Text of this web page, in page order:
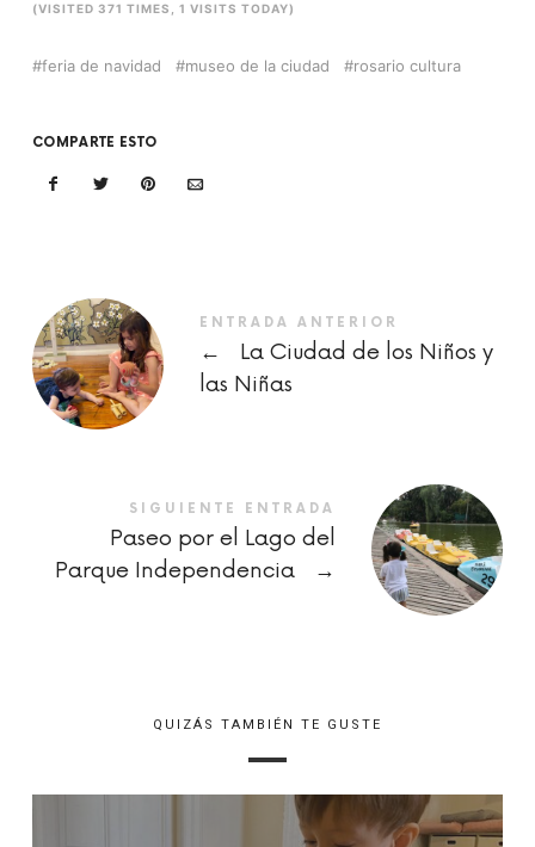
(VISITED 371 TIMES, 1 VISITS TODAY)
feria de navidad museo de la ciudad rosario cultura
COMPARTE ESTO
ENTRADA ANTERIOR
←
La Ciudad de los Niños y
las Niñas
SIGUIENTE ENTRADA
Paseo por el Lago del
Parque Independencia
→
QUIZÁS TAMBIÉN TE GUSTE